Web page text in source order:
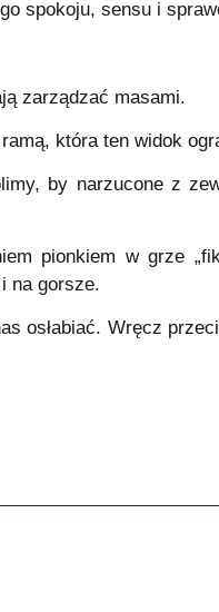
spokoju, sensu i
zarządzać masami.
która ten widok
by narzucone z
pionkiem w grze
na gorsze.
osłabiać. Wręcz